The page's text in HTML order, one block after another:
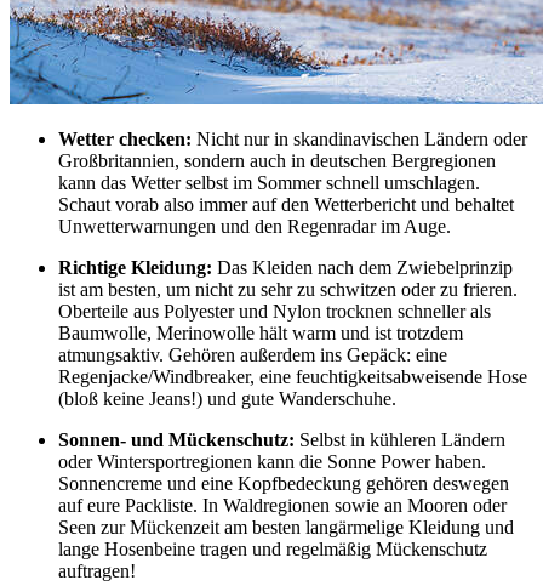
Wetter checken: Nicht nur in skandinavischen Ländern oder
Großbritannien, sondern auch in deutschen Bergregionen
kann das Wetter selbst im Sommer schnell umschlagen.
Schaut vorab also immer auf den Wetterbericht und behaltet
Unwetterwarnungen und den Regenradar im Auge.
Richtige Kleidung: Das Kleiden nach dem Zwiebelprinzip
ist am besten, um nicht zu sehr zu schwitzen oder zu frieren.
Oberteile aus Polyester und Nylon trocknen schneller als
Baumwolle, Merinowolle hält warm und ist trotzdem
atmungsaktiv. Gehören außerdem ins Gepäck: eine
Regenjacke/Windbreaker, eine feuchtigkeitsabweisende Hose
(bloß keine Jeans!) und gute Wanderschuhe.
Sonnen- und Mückenschutz: Selbst in kühleren Ländern
oder Wintersportregionen kann die Sonne Power haben.
Sonnencreme und eine Kopfbedeckung gehören deswegen
auf eure Packliste. In Waldregionen sowie an Mooren oder
Seen zur Mückenzeit am besten langärmelige Kleidung und
lange Hosenbeine tragen und regelmäßig Mückenschutz
auftragen!